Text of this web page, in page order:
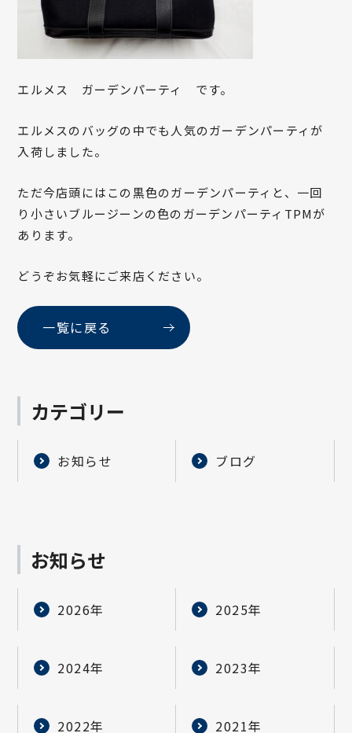
エルメス ガーデンパーティ です。
エルメスのバッグの中でも人気のガーデンパーティが
入荷しました。
ただ今店頭にはこの黒色のガーデンパーティと、一回
り小さいブルージーンの色のガーデンパーティTPMが
あります。
どうぞお気軽にご来店ください。
一覧に戻る
カテゴリー
お知らせ ブログ
お知らせ
2026年 2025年
2024年 2023年
2022年 2021年